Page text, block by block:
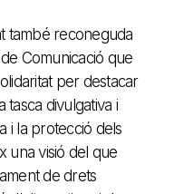
també reconeguda
Comunicació que
per destacar
tasca divulgativa i
i la protecció dels
una visió del que
de drets